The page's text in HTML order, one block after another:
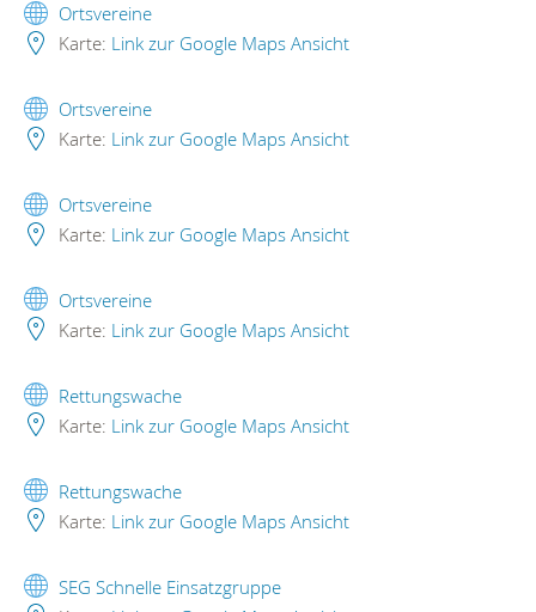
Ortsvereine
Karte: Link zur Google Maps Ansicht
Ortsvereine
Karte: Link zur Google Maps Ansicht
Ortsvereine
Karte: Link zur Google Maps Ansicht
Ortsvereine
Karte: Link zur Google Maps Ansicht
Rettungswache
Karte: Link zur Google Maps Ansicht
Rettungswache
Karte: Link zur Google Maps Ansicht
SEG Schnelle Einsatzgruppe